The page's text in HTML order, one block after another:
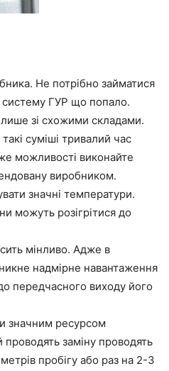
Не потрібно займатися
систему ГУР що попало.
зі схожими складами.
суміші тривалий час
можливості виконайте
виробником.
значні температури.
можуть розігрітися до
мінливо. Адже в
надмірне навантаження
передчасного виходу його
значним ресурсом
заміну проводять
пробігу або раз на 2-3